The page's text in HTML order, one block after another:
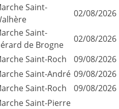
Saint-
02/08/2026
Saint-
de Brogne
02/08/2026
Saint-Roch
09/08/2026
Saint-André 09/08/2026
Saint-Roch
09/08/2026
Saint-Pierre